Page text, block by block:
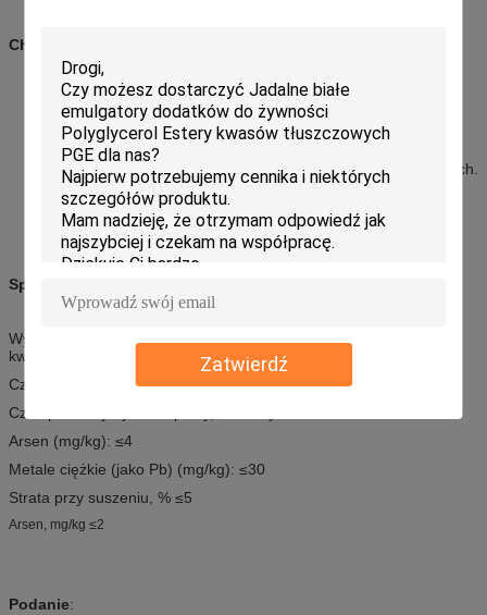
Zatwierdź
Charakterystyka produktu
Ten produkt jest bezpieczny zgodnie z krajowymi normami
bezpieczeństwa żywności GB 2760.
Efekt odpieniania jest znaczący przy niskiej dawce i może
wyeliminować bąbelki w ciągu 1-5 sekund.
Ma szerokie zastosowanie w odmianach systemów bąbelkowych.
Ten produkt jest stabilny w środowisku kwaśnym, zasadowym i
wysokotemperaturowym z dobrą dyspersyjnością wody.
Specyfikacja:
Wygląd Jasnożółte woskowe kulki lub proszek o zapachu estrów
kwasów tłuszczowych
Czas odpieniania, sekundy ≤50
Czas powstrzymywania piany, sekundy ≤40
Arsen (mg/kg): ≤4
Metale ciężkie (jako Pb) (mg/kg): ≤30
Strata przy suszeniu, % ≤5
Arsen, mg/kg ≤2
Podanie: